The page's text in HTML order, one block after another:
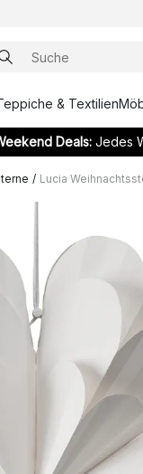
& Textilien
Deals:Jedes
/ Lucia